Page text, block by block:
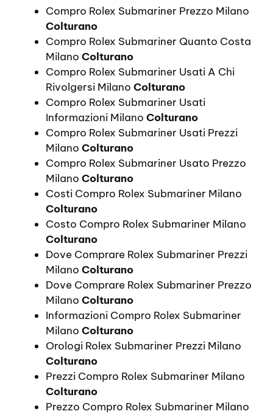
Compro Rolex Submariner Prezzo Milano
Colturano
Compro Rolex Submariner Quanto Costa
Milano Colturano
Compro Rolex Submariner Usati A Chi
Rivolgersi Milano Colturano
Compro Rolex Submariner Usati
Informazioni Milano Colturano
Compro Rolex Submariner Usati Prezzi
Milano Colturano
Compro Rolex Submariner Usato Prezzo
Milano Colturano
Costi Compro Rolex Submariner Milano
Colturano
Costo Compro Rolex Submariner Milano
Colturano
Dove Comprare Rolex Submariner Prezzi
Milano Colturano
Dove Comprare Rolex Submariner Prezzo
Milano Colturano
Informazioni Compro Rolex Submariner
Milano Colturano
Orologi Rolex Submariner Prezzi Milano
Colturano
Prezzi Compro Rolex Submariner Milano
Colturano
Prezzo Compro Rolex Submariner Milano